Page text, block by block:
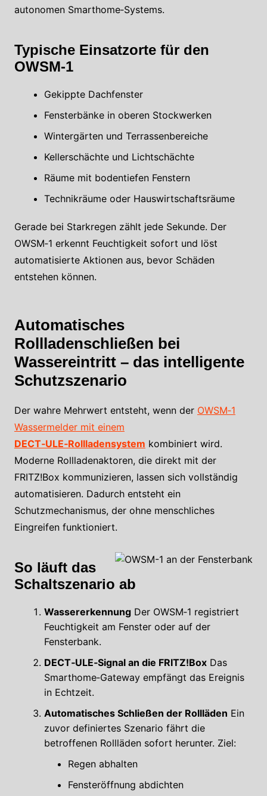
autonomen Smarthome‑Systems.
Typische Einsatzorte für den
OWSM‑1
Gekippte Dachfenster
Fensterbänke in oberen Stockwerken
Wintergärten und Terrassenbereiche
Kellerschächte und Lichtschächte
Räume mit bodentiefen Fenstern
Technikräume oder Hauswirtschaftsräume
Gerade bei Starkregen zählt jede Sekunde. Der
OWSM‑1 erkennt Feuchtigkeit sofort und löst
automatisierte Aktionen aus, bevor Schäden
entstehen können.
Automatisches
Rollladenschließen bei
Wassereintritt – das intelligente
Schutzszenario
Der wahre Mehrwert entsteht, wenn der OWSM‑1
Wassermelder mit einem
DECT‑ULE‑Rollladensystem kombiniert wird.
Moderne Rollladenaktoren, die direkt mit der
FRITZ!Box kommunizieren, lassen sich vollständig
automatisieren. Dadurch entsteht ein
Schutzmechanismus, der ohne menschliches
Eingreifen funktioniert.
So läuft das
Schaltszenario ab
WassererkennungDer OWSM‑1 registriert
Feuchtigkeit am Fenster oder auf der
Fensterbank.
DECT‑ULE‑Signal an die FRITZ!BoxDas
Smarthome‑Gateway empfängt das Ereignis
in Echtzeit.
Automatisches Schließen der Rollläden Ein
zuvor definiertes Szenario fährt die
betroffenen Rollläden sofort herunter. Ziel:
Regen abhalten
Fensteröffnung abdichten